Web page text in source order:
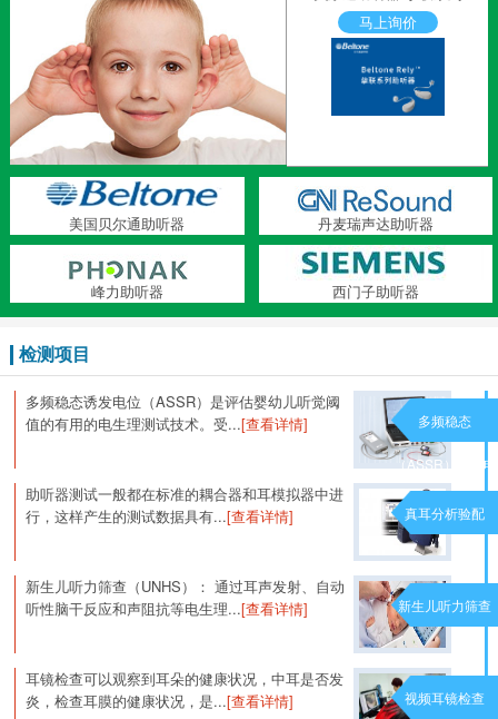
马上询价
美国贝尔通助听器 丹麦瑞声达助听器
峰力助听器 西门子助听器
检测项目
多频稳态诱发电位（ASSR）是评估婴幼儿听觉阈
值的有用的电生理测试技术。受...[查看详情] 多频稳态
（ASSR）诱发电
位
助听器测试一般都在标准的耦合器和耳模拟器中进
行，这样产生的测试数据具有...[查看详情] 真耳分析验配
新生儿听力筛查（UNHS）： 通过耳声发射、自动
听性脑干反应和声阻抗等电生理...[查看详情] 新生儿听力筛查
耳镜检查可以观察到耳朵的健康状况，中耳是否发
炎，检查耳膜的健康状况，是...[查看详情] 视频耳镜检查